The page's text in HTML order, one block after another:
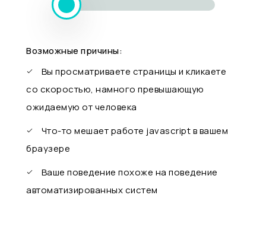
Возможные причины:
Вы просматриваете страницы и кликаете
со скоростью, намного превышающую
ожидаемую от человека
Что-то мешает работе javascript в вашем
браузере
Ваше поведение похоже на поведение
автоматизированных систем